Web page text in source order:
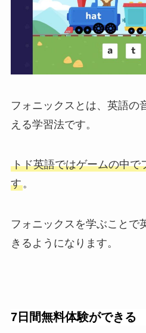
フォニックスとは、英語の
える学習法です。
トド英語ではゲームの中で
す。
フォニックスを学ぶことで
きるようになります。
7日間無料体験ができる